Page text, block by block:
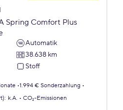
Spring Comfort Plus
Automatik
38.638 km
Stoff
1.994 € Sonderzahlung
: k.A.
CO₂-Emissionen